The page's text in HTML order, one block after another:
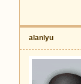
alanlyu